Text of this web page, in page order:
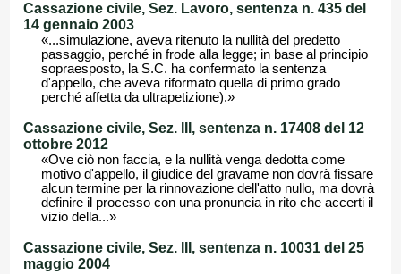
Cassazione civile, Sez. Lavoro, sentenza n. 435 del
14 gennaio 2003
«...simulazione, aveva ritenuto la nullità del predetto
passaggio, perché in frode alla legge; in base al principio
sopraesposto, la S.C. ha confermato la sentenza
d'appello, che aveva riformato quella di primo grado
perché affetta da ultrapetizione).»
Cassazione civile, Sez. III, sentenza n. 17408 del 12
ottobre 2012
«Ove ciò non faccia, e la nullità venga dedotta come
motivo d'appello, il giudice del gravame non dovrà fissare
alcun termine per la rinnovazione dell'atto nullo, ma dovrà
definire il processo con una pronuncia in rito che accerti il
vizio della...»
Cassazione civile, Sez. III, sentenza n. 10031 del 25
maggio 2004